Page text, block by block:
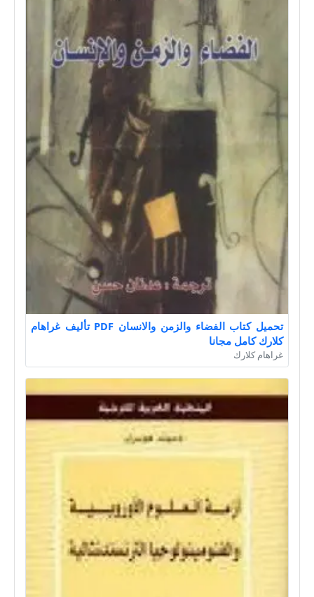
تحميل كتاب الفضاء والزمن والانسان PDF تأليف غراهام
كلارك كامل مجانا
غراهام كلارك